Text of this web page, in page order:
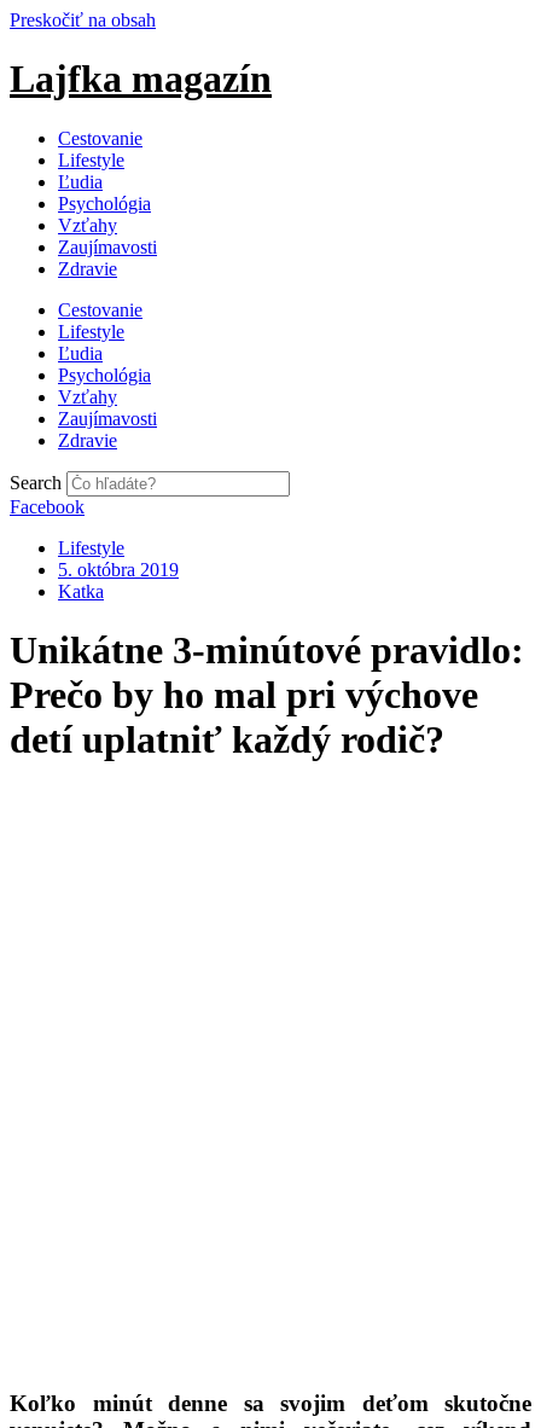
Preskočiť na obsah
Lajfka magazín
Cestovanie
Lifestyle
Ľudia
Psychológia
Vzťahy
Zaujímavosti
Zdravie
Cestovanie
Lifestyle
Ľudia
Psychológia
Vzťahy
Zaujímavosti
Zdravie
Search
Facebook
Lifestyle
5. októbra 2019
Katka
Unikátne 3-minútové pravidlo:
Prečo by ho mal pri výchove
detí uplatniť každý rodič?
Koľko minút denne sa svojim deťom skutočne